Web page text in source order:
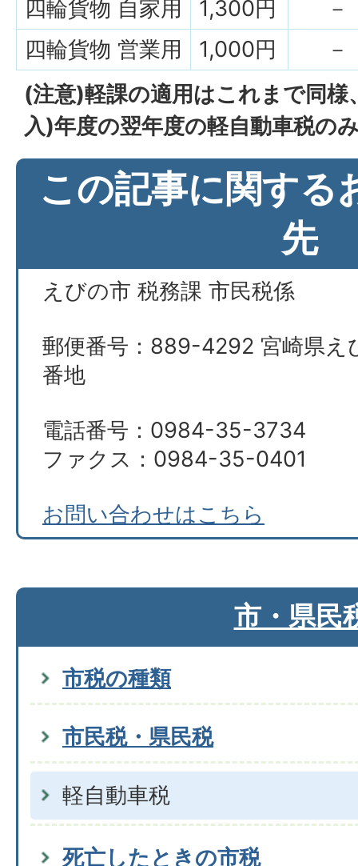
四輪貨物 自家用 1,300円
－
四輪貨物 営業用
1,000円
－
(注意)軽課の適用はこれまで同様
入)年度の翌年度の軽自動車税の
この記事に関する
先
えびの市 税務課 市民税係
郵便番号：889-4292 宮崎県え
番地
電話番号：0984-35-3734
ファクス：0984-35-0401
お問い合わせはこちら
市・県民
市税の種類
市民税・県民税
軽自動車税
死亡したときの市税